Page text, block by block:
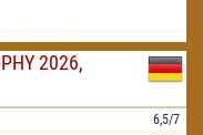
2026,
6,5/7